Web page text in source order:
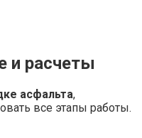
и расчеты
асфальта,
все этапы работы.